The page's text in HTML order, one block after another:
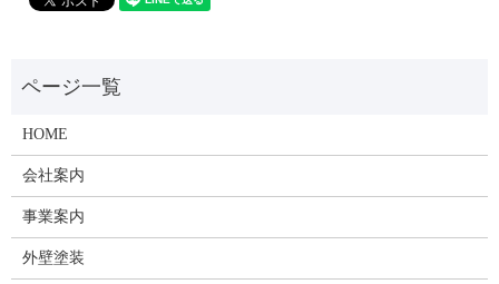
HOME
会社案内
事業案内
外壁塗装